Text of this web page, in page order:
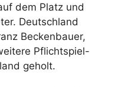
dem Platz und
Deutschland
Beckenbauer,
Pflichtspiel-
geholt.